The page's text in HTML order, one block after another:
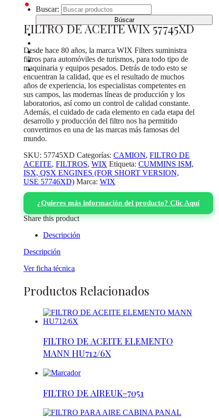
Buscar:
INICIO
¿DONDE COMPRAR?
SOBRE NOSOTROS
CONTACTO
FILTRO DE ACEITE WIX 57745XD
Desde hace 80 años, la marca WIX Filters suministra
filtros para automóviles de turismos, para todo tipo de
maquinaria y equipos pesados. Detrás de todo esto se
encuentran la calidad, que es el resultado de muchos
años de experiencia, los especialistas competentes en
sus campos, las modernas líneas de producción y los
laboratorios, así como un control de calidad constante.
Además, el cuidado de cada elemento en cada etapa del
desarrollo y producción del filtro nos ha permitido
convertirnos en una de las marcas más famosas del
mundo.
SKU: 57745XD Categorías: CAMION, FILTRO DE
ACEITE, FILTROS, WIX Etiqueta: CUMMINS ISM,
ISX, QSX ENGINES (FOR SHORT VERSION,
USE 57746XD) Marca: WIX
¿Quieres más información del producto? Clic Aquí
Share this product
Descripción
Descripción
Ver ficha técnica
Productos Relacionados
FILTRO DE ACEITE ELEMENTO
MANN HU712/6X
FILTRO DE AIREUK-7051